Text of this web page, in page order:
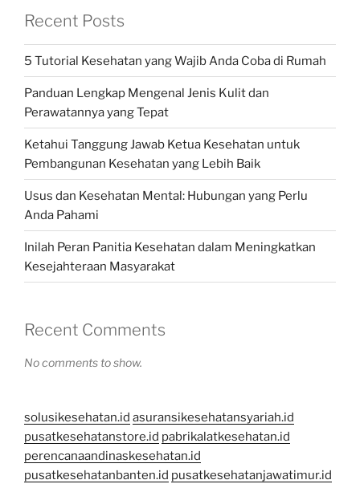
Recent Posts
5 Tutorial Kesehatan yang Wajib Anda Coba di Rumah
Panduan Lengkap Mengenal Jenis Kulit dan
Perawatannya yang Tepat
Ketahui Tanggung Jawab Ketua Kesehatan untuk
Pembangunan Kesehatan yang Lebih Baik
Usus dan Kesehatan Mental: Hubungan yang Perlu
Anda Pahami
Inilah Peran Panitia Kesehatan dalam Meningkatkan
Kesejahteraan Masyarakat
Recent Comments
No comments to show.
solusikesehatan.id asuransikesehatansyariah.id
pusatkesehatanstore.id pabrikalatkesehatan.id
perencanaandinaskesehatan.id
pusatkesehatanbanten.id pusatkesehatanjawatimur.id